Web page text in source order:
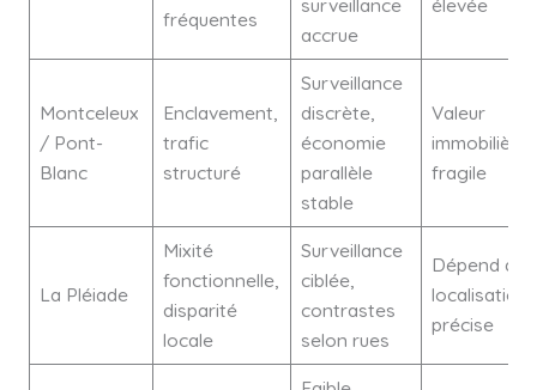
fréquentes
accrue
Montceleux
/ Pont-
Blanc
Enclavement,
trafic
structuré
Surveillance
discrète,
économie
parallèle
stable
Valeur
immobilière
fragile
La Pléiade
Mixité
fonctionnelle,
disparité
locale
Surveillance
ciblée,
contrastes
selon rues
Dépend de
localisation
précise